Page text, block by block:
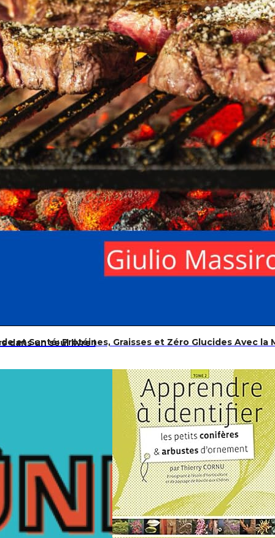
dans un seul livre !
et Santé: Protéines, Graisses et Zéro Glucides Avec la